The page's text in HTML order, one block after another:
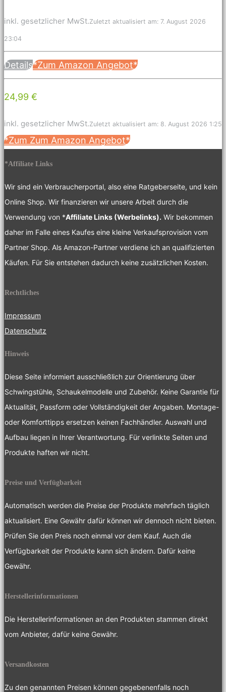
inkl. gesetzlicher MwSt.Zuletzt aktualisiert am: 7. August 2026
23:04
Details*Zum Amazon Angebot*
24,99 €
inkl. gesetzlicher MwSt.Zuletzt aktualisiert am: 8. August 2026 1:25
*Zum Zum Amazon Angebot*
*Affiliate Links
Wir sind ein Verbraucherportal, also eine Ratgeberseite, und kein
Online Shop. Wir finanzieren wir unsere Arbeit durch die
Verwendung von *Affiliate Links (Werbelinks). Wir bekommen
daher im Falle eines Kaufes eine kleine Verkaufsprovision vom
Partner Shop. Als Amazon-Partner verdiene ich an qualifizierten
Käufen. Für Sie entstehen dadurch keine zusätzlichen Kosten.
Rechtliches
Impressum
Datenschutz
Hinweis
Diese Seite informiert ausschließlich zur Orientierung über
Schwingstühle, Schaukelmodelle und Zubehör. Keine Garantie für
Aktualität, Passform oder Vollständigkeit der Angaben. Montage-
oder Komforttipps ersetzen keinen Fachhändler. Auswahl und
Aufbau liegen in Ihrer Verantwortung. Für verlinkte Seiten und
Produkte haften wir nicht.
Preise und Verfügbarkeit
Automatisch werden die Preise der Produkte mehrfach täglich
aktualisiert. Eine Gewähr dafür können wir dennoch nicht bieten.
Prüfen Sie den Preis noch einmal vor dem Kauf. Auch die
Verfügbarkeit der Produkte kann sich ändern. Dafür keine
Gewähr.
Herstellerinformationen
Die Herstellerinformationen an den Produkten stammen direkt
vom Anbieter, dafür keine Gewähr.
Versandkosten
Zu den genannten Preisen können gegebenenfalls noch